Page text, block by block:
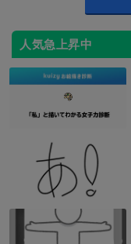
人気急上昇中